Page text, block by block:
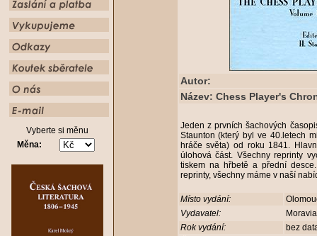
Vyberte si měnu
Měna:
Autor:
Název: Chess Player's
Jeden z prvních šachových
Staunton (který byl ve 40.letech
hráče světa) od roku 1841.
úlohová část. Všechny reprinty
tiskem na hřbetě a přední
reprinty, všechny máme v naší
Místo vydání:
Vydavatel:
Rok vydání:
bez